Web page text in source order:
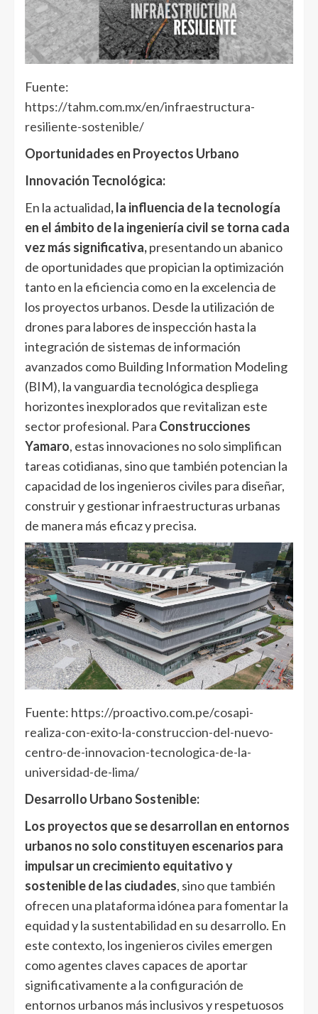
Fuente:
https://tahm.com.mx/en/infraestructura-
resiliente-sostenible/
Oportunidades en Proyectos Urbano
Innovación Tecnológica:
En la actualidad, la influencia de la tecnología
en el ámbito de la ingeniería civil se torna cada
vez más significativa,presentando un abanico
de oportunidades que propician la optimización
tanto en la eficiencia como en la excelencia de
los proyectos urbanos. Desde la utilización de
drones para labores de inspección hasta la
integración de sistemas de información
avanzados como Building Information Modeling
(BIM), la vanguardia tecnológica despliega
horizontes inexplorados que revitalizan este
sector profesional. Para Construcciones
Yamaro, estas innovaciones no solo simplifican
tareas cotidianas, sino que también potencian la
capacidad de los ingenieros civiles para diseñar,
construir y gestionar infraestructuras urbanas
de manera más eficaz y precisa.
Fuente: https://proactivo.com.pe/cosapi-
realiza-con-exito-la-construccion-del-nuevo-
centro-de-innovacion-tecnologica-de-la-
universidad-de-lima/
Desarrollo Urbano Sostenible:
Los proyectos que se desarrollan en entornos
urbanos no solo constituyen escenarios para
impulsar un crecimiento equitativo y
sostenible de las ciudades, sino que también
ofrecen una plataforma idónea para fomentar la
equidad y la sustentabilidad en su desarrollo. En
este contexto, los ingenieros civiles emergen
como agentes claves capaces de aportar
significativamente a la configuración de
entornos urbanos más inclusivos y respetuosos